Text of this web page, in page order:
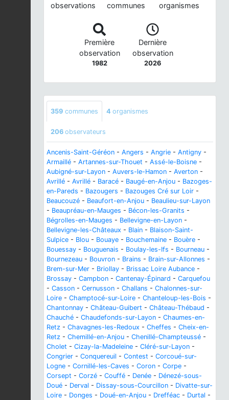
observations communes organismes
Première
observation
1982
Dernière
observation
2026
359 communes 4 organismes
206 observateurs
Ancenis-Saint-Géréon - Angers - Angrie - Antigny -
Armaillé - Artannes-sur-Thouet - Assé-le-Boisne -
Aubigné-sur-Layon - Auvers-le-Hamon - Averton -
Avrillé - Avrillé - Baracé - Baugé-en-Anjou - Bazoges-
en-Pareds - Bazougers - Bazouges Cré sur Loir -
Beaucouzé - Beaufort-en-Anjou - Beaulieu-sur-Layon
- Beaupréau-en-Mauges - Bécon-les-Granits -
Bégrolles-en-Mauges - Bellevigne-en-Layon -
Bellevigne-les-Châteaux - Blain - Blaison-Saint-
Sulpice - Blou - Bouaye - Bouchemaine - Bouère -
Bouessay - Bouguenais - Boulay-les-Ifs - Bourneau -
Bournezeau - Bouvron - Brains - Brain-sur-Allonnes -
Brem-sur-Mer - Briollay - Brissac Loire Aubance -
Brossay - Campbon - Cantenay-Épinard - Carquefou
- Casson - Cernusson - Challans - Chalonnes-sur-
Loire - Champtocé-sur-Loire - Chanteloup-les-Bois -
Chantonnay - Château-Guibert - Château-Thébaud -
Chauché - Chaudefonds-sur-Layon - Chaumes-en-
Retz - Chavagnes-les-Redoux - Cheffes - Cheix-en-
Retz - Chemillé-en-Anjou - Chenillé-Champteussé -
Cholet - Cizay-la-Madeleine - Cléré-sur-Layon -
Congrier - Conquereuil - Contest - Corcoué-sur-
Logne - Cornillé-les-Caves - Coron - Corpe -
Corsept - Corzé - Couffé - Denée - Dénezé-sous-
Doué - Derval - Dissay-sous-Courcillon - Divatte-sur-
Loire - Donges - Doué-en-Anjou - Drefféac - Durtal -